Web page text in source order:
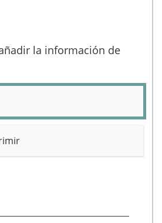
la información de